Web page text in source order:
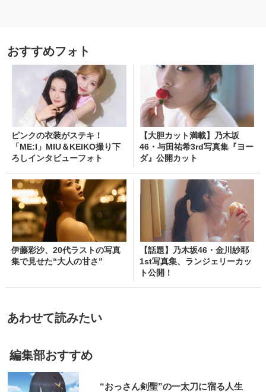
おすすめフォト
ピンクの衣装がステキ！
「ME:I」MIU＆KEIKO撮り下
ろしインタビューフォト
【大胆カット満載】乃木坂
46・与田祐希3rd写真集『ヨー
ダ』公開カット
伊藤彩沙、20代ラストの写真
集で見せた“大人の甘さ”
【話題】乃木坂46・金川紗耶
1st写真集、ランジェリーカッ
ト公開！
あわせて読みたい
編集部おすすめ
“おっさん剣聖”の一太刀に宿る人生